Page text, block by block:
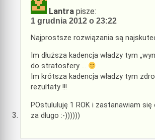
Lantra pisze:
1 grudnia 2012 o 23:22
Najprostsze rozwiązania są
Im dłuższa kadencja władzy tym
do stratosfery …
Im krótsza kadencja władzy tym
rezultaty !!!
POstululuję 1 ROK i zastanawiam
za długo :-))))))